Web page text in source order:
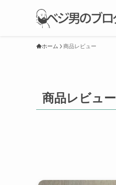
ホーム 商品レビュー
商品レビュー